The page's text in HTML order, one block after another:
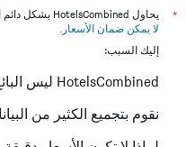
*
يحاول HotelsCombined بشكل دائم الحصول على الأسعار الدقيقة، ولكن
لا يمكن ضمان الأسعار .
إليك السبب:
HotelsCombined ليس البائع
نقوم بتجميع الكثير من